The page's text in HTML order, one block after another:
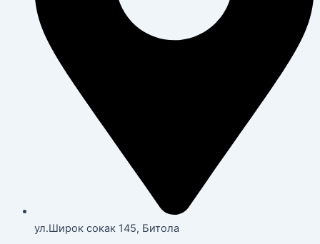
ул.Широк сокак 145, Битола